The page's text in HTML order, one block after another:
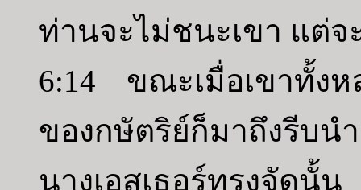
ท่านจะไม่ชนะเขา แต่จ
6:14 ขณะเมื่อเขาทั้ง
ของกษัตริย์ก็มาถึงรีบน
นางเอสเธอร์ทรงจัดนั้น